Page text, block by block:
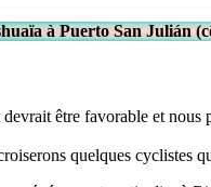
à Puerto San Julián
être favorable et
quelques cyclistes